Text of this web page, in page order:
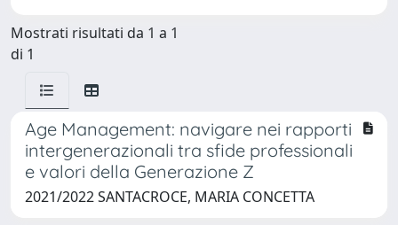
Mostrati risultati da 1 a 1
di 1
Age Management: navigare nei rapporti
intergenerazionali tra sfide professionali
e valori della Generazione Z
2021/2022 SANTACROCE, MARIA CONCETTA